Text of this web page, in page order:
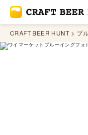
CRAFT BEER HUNT ブ